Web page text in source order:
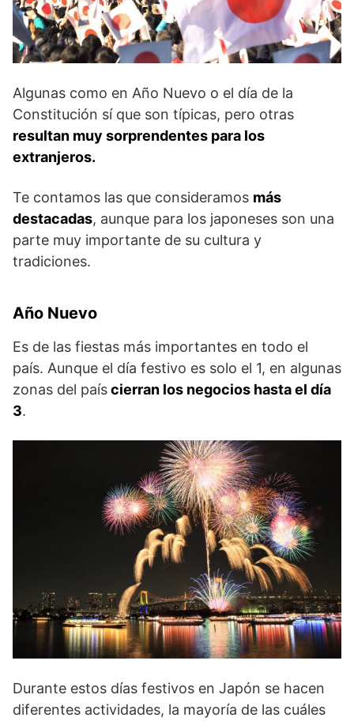
Festivos de octubre
Día del Deporte y la Salud – Taiiku no
Hi
2º lunes de
octubre )
Festivos de noviembre
Día de la cultura – Bunka no Hi
Día de agradecimiento por el Trabajo –
Kinro Kansha no Hi
23 de noviembre
Algunas como en Año Nuevo o el día de la
Constitución sí que son típicas, pero otras
resultan muy sorprendentes para los
extranjeros.
Te contamos las que consideramos más
destacadas, aunque para los japoneses son una
parte muy importante de su cultura y
tradiciones.
Año Nuevo
Es de las fiestas más importantes en todo el
país. Aunque el día festivo es solo el 1, en algunas
zonas del paíscierran los negocios hasta el día
3.
Durante estos días festivos en Japón se hacen
diferentes actividades, la mayoría de las cuáles